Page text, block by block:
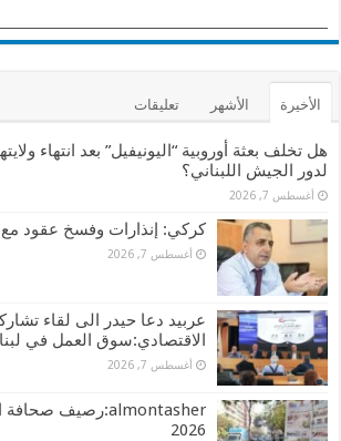
الأخيرة الأشهر تعليقات
هل تخلف بعثة أوروبية “اليونيفيل” بعد انتهاء
لدور الجيش اللبناني؟
أغسطس 7, 2026
كركي: إنذارات وفسخ عقود
أغسطس 7, 2026
عربيد دعا حيدر الى لقاء
الاقتصادي:سوق العمل في
أغسطس 7, 2026
2026